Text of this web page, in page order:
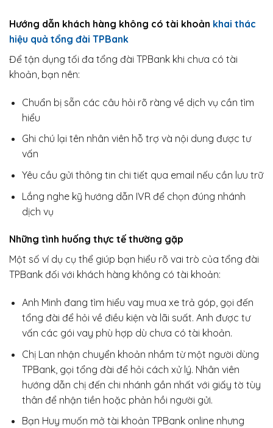
Hướng dẫn khách hàng không có tài khoản khai thác
hiệu quả tổng đài TPBank
Để tận dụng tối đa tổng đài TPBank khi chưa có tài
khoản, bạn nên:
Chuẩn bị sẵn các câu hỏi rõ ràng về dịch vụ cần tìm
hiểu
Ghi chú lại tên nhân viên hỗ trợ và nội dung được tư
vấn
Yêu cầu gửi thông tin chi tiết qua email nếu cần lưu trữ
Lắng nghe kỹ hướng dẫn IVR để chọn đúng nhánh
dịch vụ
Những tình huống thực tế thường gặp
Một số ví dụ cụ thể giúp bạn hiểu rõ vai trò của tổng đài
TPBank đối với khách hàng không có tài khoản:
Anh Minh đang tìm hiểu vay mua xe trả góp, gọi đến
tổng đài để hỏi về điều kiện và lãi suất. Anh được tư
vấn các gói vay phù hợp dù chưa có tài khoản.
Chị Lan nhận chuyển khoản nhầm từ một người dùng
TPBank, gọi tổng đài để hỏi cách xử lý. Nhân viên
hướng dẫn chị đến chi nhánh gần nhất với giấy tờ tùy
thân để nhận tiền hoặc phản hồi người gửi.
Bạn Huy muốn mở tài khoản TPBank online nhưng